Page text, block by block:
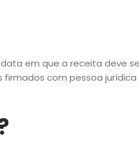
em que a receita deve
com pessoa